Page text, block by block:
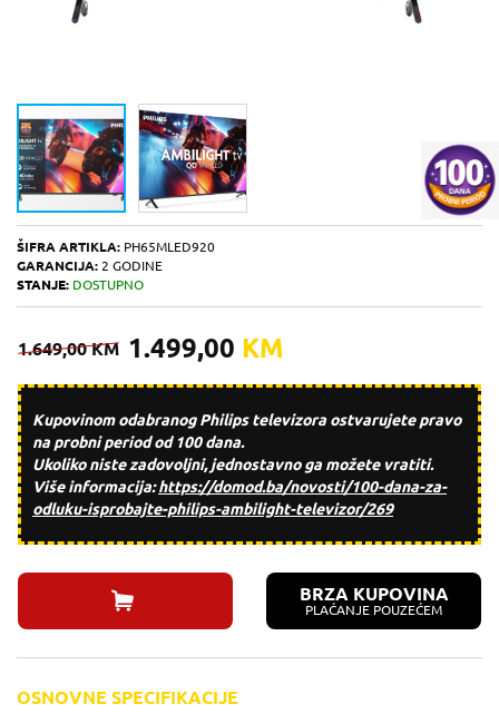
ŠIFRA ARTIKLA: PH65MLED920
GARANCIJA: 2 GODINE
STANJE: DOSTUPNO
1.649,00KM 1.499,00 KM
Kupovinom odabranog Philips televizora ostvarujete pravo
na probni period od 100 dana.
Ukoliko niste zadovoljni, jednostavno ga možete vratiti.
Više informacija:https://domod.ba/novosti/100-dana-za-
odluku-isprobajte-philips-ambilight-televizor/269
BRZA KUPOVINA
PLAĆANJE POUZEĆEM
OSNOVNE SPECIFIKACIJE